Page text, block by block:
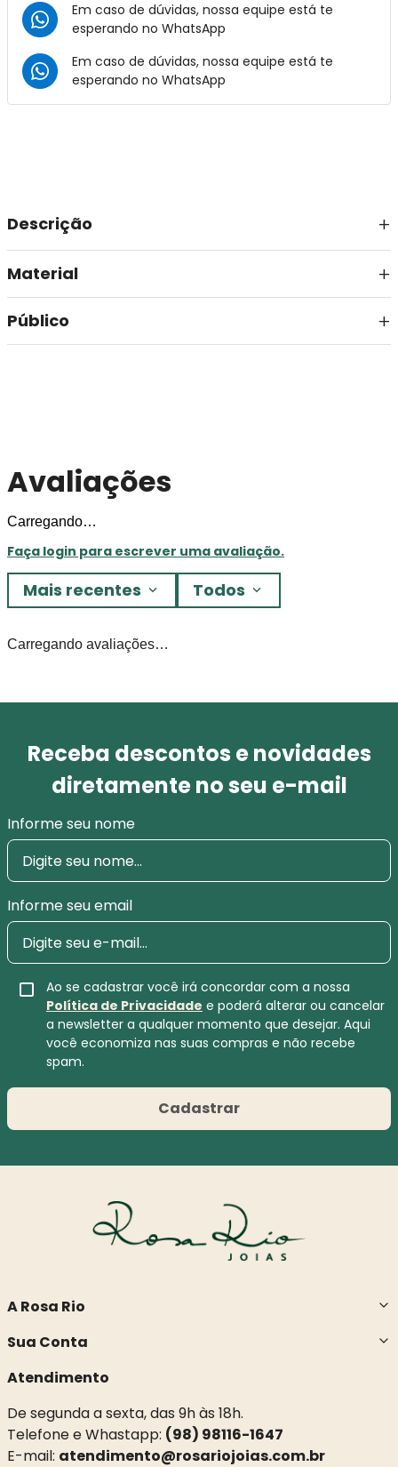
Em caso de dúvidas, nossa equipe está te
esperando no WhatsApp
Em caso de dúvidas, nossa equipe está te
esperando no WhatsApp
Descrição
Material
Público
Avaliações
Carregando…
Faça login para escrever uma avaliação.
Mais recentes Todos
Carregando avaliações…
Receba descontos e novidades
diretamente no seu e-mail
Informe seu nome
Informe seu email
Ao se cadastrar você irá concordar com a nossa
Política de Privacidade e poderá alterar ou cancelar
a newsletter a qualquer momento que desejar. Aqui
você economiza nas suas compras e não recebe
spam.
Cadastrar
A Rosa Rio
Sua Conta
Atendimento
De segunda a sexta, das 9h às 18h.
Telefone e Whastapp: (98) 98116-1647
E-mail: atendimento@rosariojoias.com.br